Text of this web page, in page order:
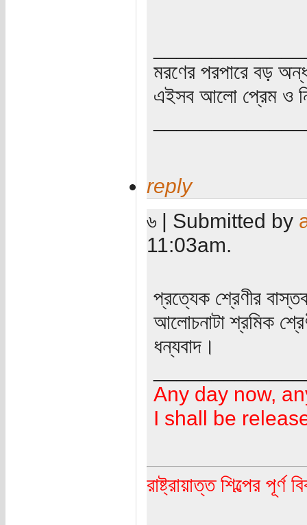
মরণের পরপারে বড়
এইসব আলো প্রেম ও
reply
৬ | Submitted by
11:03am.
প্রত্যেক শ্রেণীর
আলোচনাটা শ্রমিক
ধন্যবাদ।
Any day now,
I shall be
রাষ্ট্রায়াত্ত শিল্পের পূর্ণ